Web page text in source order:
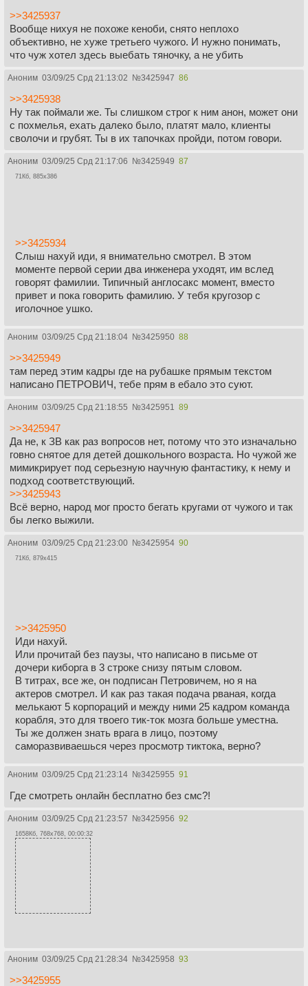
>>3425937
Вообще нихуя не похоже кеноби, снято неплохо
объективно, не хуже третьего чужого. И нужно понимать,
что чуж хотел здесь выебать тяночку, а не убить
Аноним 03/09/25 Срд 21:13:02 №3425947 86
>>3425938
Ну так поймали же. Ты слишком строг к ним анон, может они
с похмелья, ехать далеко было, платят мало, клиенты
сволочи и грубят. Ты в их тапочках пройди, потом говори.
Аноним 03/09/25 Срд 21:17:06 №3425949 87
71Кб, 885x386
>>3425934
Слыш нахуй иди, я внимательно смотрел. В этом
моменте первой серии два инженера уходят, им вслед
говорят фамилии. Типичный англосакс момент, вместо
привет и пока говорить фамилию. У тебя кругозор с
иголочное ушко.
Аноним 03/09/25 Срд 21:18:04 №3425950 88
>>3425949
там перед этим кадры где на рубашке прямым текстом
написано ПЕТРОВИЧ, тебе прям в ебало это суют.
Аноним 03/09/25 Срд 21:18:55 №3425951 89
>>3425947
Да не, к ЗВ как раз вопросов нет, потому что это изначально
говно снятое для детей дошкольного возраста. Но чужой же
мимикрирует под серьезную научную фантастику, к нему и
подход соответствующий.
>>3425943
Всё верно, народ мог просто бегать кругами от чужого и так
бы легко выжили.
Аноним 03/09/25 Срд 21:23:00 №3425954 90
71Кб, 879x415
>>3425950
Иди нахуй.
Или прочитай без паузы, что написано в письме от
дочери киборга в 3 строке снизу пятым словом.
В титрах, все же, он подписан Петровичем, но я на
актеров смотрел. И как раз такая подача рваная, когда
мелькают 5 корпораций и между ними 25 кадром команда
корабля, это для твоего тик-ток мозга больше уместна.
Ты же должен знать врага в лицо, поэтому
саморазвиваешься через просмотр тиктока, верно?
Аноним 03/09/25 Срд 21:23:14 №3425955 91
Где смотреть онлайн бесплатно без смс?!
Аноним 03/09/25 Срд 21:23:57 №3425956 92
1658Кб, 768x768, 00:00:32
Аноним 03/09/25 Срд 21:28:34 №3425958 93
>>3425955